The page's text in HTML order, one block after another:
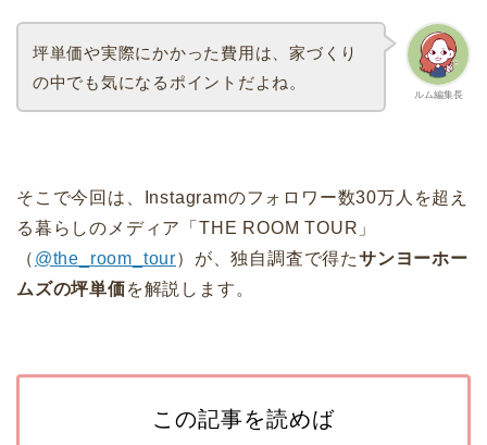
ルム編集長
坪単価や実際にかかった費用は、家づくり
の中でも気になるポイントだよね。
そこで今回は、Instagramのフォロワー数30万人を超え
る暮らしのメディア「THE ROOM TOUR」
（ @the_room_tour）が、独自調査で得たサンヨーホー
ムズの坪単価を解説します。
この記事を読めば